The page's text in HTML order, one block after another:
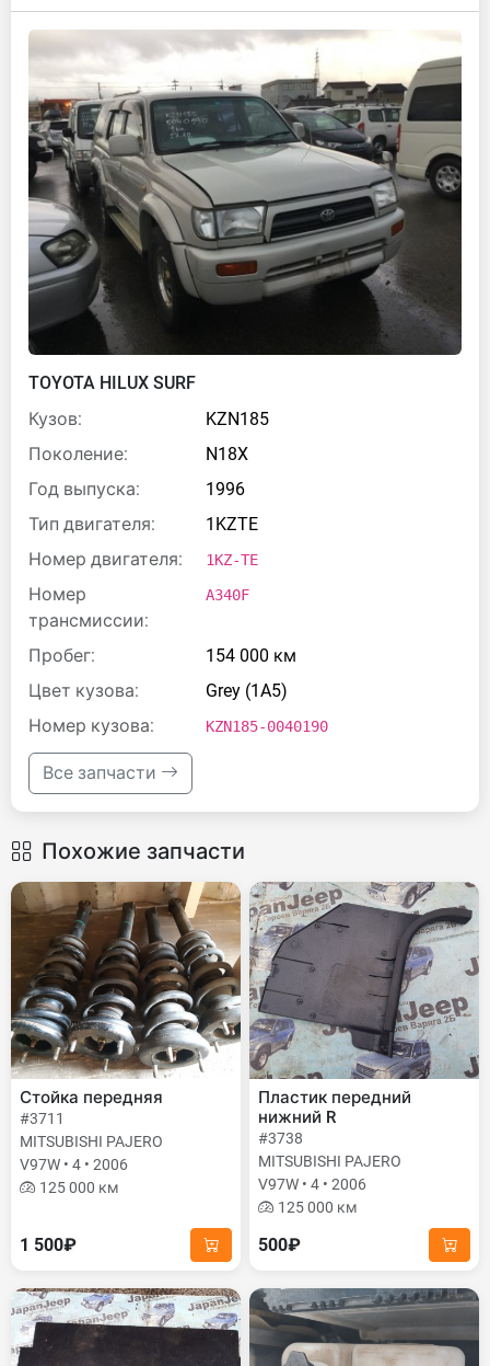
TOYOTA HILUX SURF
Кузов:
KZN185
Поколение:
N18X
Год выпуска:
1996
Тип двигателя:
1KZTE
Номер двигателя:
1KZ-TE
Номер
трансмиссии:
A340F
Пробег:
154 000 км
Цвет кузова:
Grey (1A5)
Номер кузова:
KZN185-0040190
Все запчасти
Похожие запчасти
Стойка передняя
#3711
MITSUBISHI PAJERO
V97W • 4 • 2006
125 000 км
1 500₽
Пластик передний
нижний R
#3738
MITSUBISHI PAJERO
V97W • 4 • 2006
125 000 км
500₽